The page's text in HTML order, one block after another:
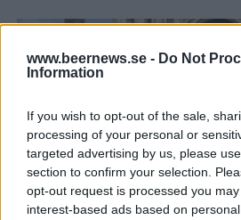
www.beernews.se - Do Not
Information
If you wish to opt-out of the sale,
processing of your personal or
targeted advertising by us, please
section to confirm your selection.
opt-out request is processed you
interest-based ads based on